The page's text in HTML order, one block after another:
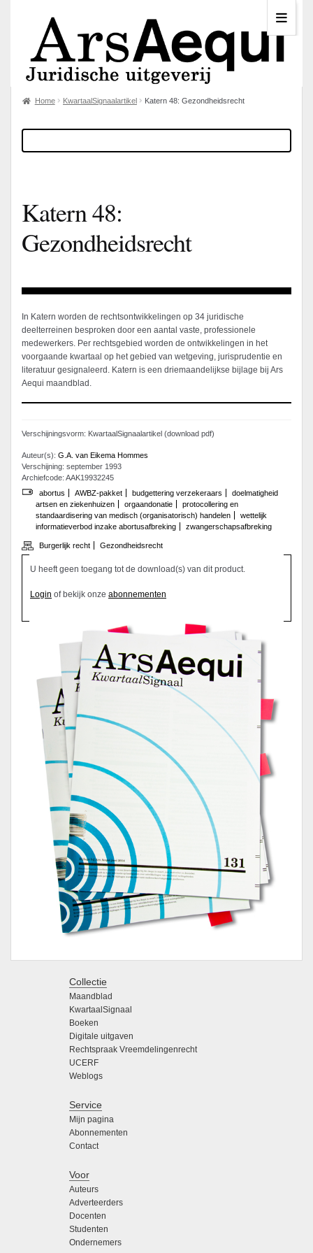
Home KwartaalSignaalartikel Katern 48: Gezondheidsrecht
Katern 48:
Gezondheidsrecht
In Katern worden de rechtsontwikkelingen op 34 juridische
deelterreinen besproken door een aantal vaste, professionele
medewerkers. Per rechtsgebied worden de ontwikkelingen in het
voorgaande kwartaal op het gebied van wetgeving, jurisprudentie en
literatuur gesignaleerd. Katern is een driemaandelijkse bijlage bij Ars
Aequi maandblad.
Verschijningsvorm: KwartaalSignaalartikel (download pdf)
Auteur(s): G.A. van Eikema Hommes
Verschijning: september 1993
Archiefcode: AAK19932245
abortus
AWBZ-pakket budgettering verzekeraars
doelmatigheid
artsen en ziekenhuizen
orgaandonatie
protocollering en
standaardisering van medisch (organisatorisch) handelen
wettelijk
informatieverbod inzake abortusafbreking
zwangerschapsafbreking
Burgerlijk recht Gezondheidsrecht
U heeft geen toegang tot de download(s) van dit product.
Login of bekijk onze abonnementen
Collectie
Maandblad
KwartaalSignaal
Boeken
Digitale uitgaven
Rechtspraak Vreemdelingenrecht
UCERF
Weblogs
Service
Mijn pagina
Abonnementen
Contact
Voor
Auteurs
Adverteerders
Docenten
Studenten
Ondernemers